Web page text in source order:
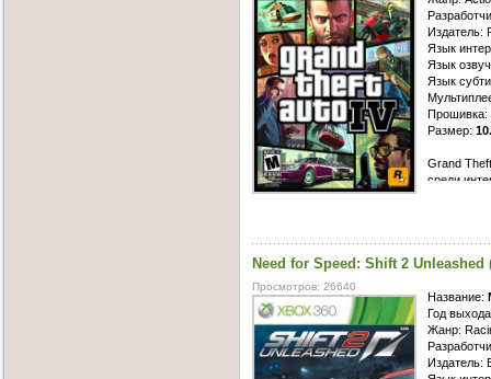
Издатель:
Язык
Язык
Язык
Прошивка:
Размер:
Grand
среди
любых
Need for Speed: Shift 2 Unleashed
Просмотров: 26640
Название:
Год
Жанр:
Издатель: